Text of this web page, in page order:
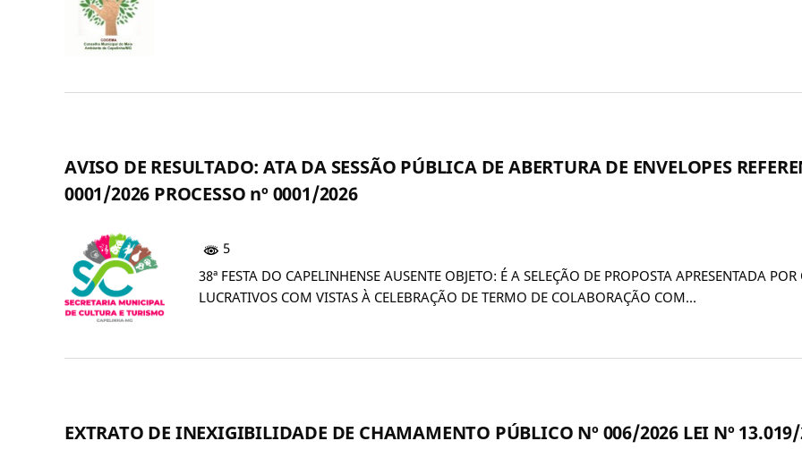
AVISO DE RESULTADO: ATA DA SESSÃO PÚBLICA DE ABERTURA DE ENVELOPES
0001/2026 PROCESSO nº 0001/2026
5
38ª FESTA DO CAPELINHENSE AUSENTE OBJETO: É A SELEÇÃO DE PROPOSTA APRESENTADA
LUCRATIVOS COM VISTAS À CELEBRAÇÃO DE TERMO DE COLABORAÇÃO COM…
EXTRATO DE INEXIGIBILIDADE DE CHAMAMENTO PÚBLICO Nº 006/2026 LEI Nº